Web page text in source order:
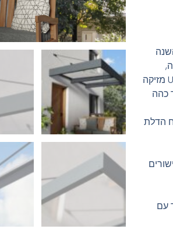
כהה
הדלת
200 ק"ג/מ"ר עם